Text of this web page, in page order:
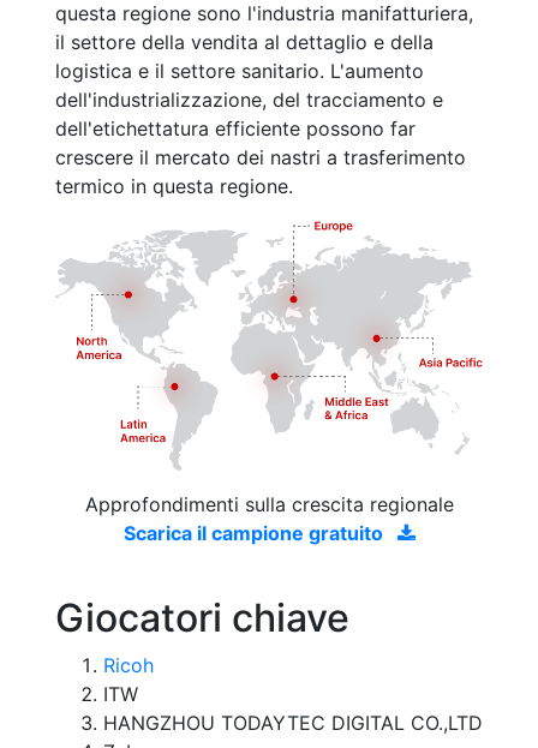
questa regione sono l'industria manifatturiera,
il settore della vendita al dettaglio e della
logistica e il settore sanitario. L'aumento
dell'industrializzazione, del tracciamento e
dell'etichettatura efficiente possono far
crescere il mercato dei nastri a trasferimento
termico in questa regione.
Approfondimenti sulla crescita regionale
Scarica il campione gratuito
Giocatori chiave
Ricoh
ITW
HANGZHOU TODAYTEC DIGITAL CO.,LTD